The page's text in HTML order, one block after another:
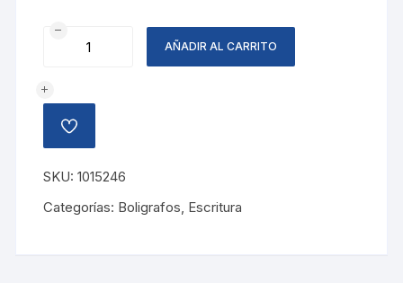
BOLIGRAFO
ENERGEL
CELESTE
cantidad
AÑADIR AL CARRITO
AÑADIR
A
LISTA
DE
DESEOS
SKU:1015246
Categorías: Boligrafos, Escritura